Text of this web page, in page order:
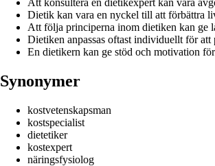
Dietik kan vara en nyckel till att förbättra
Att följa principerna inom dietiken kan ge
Dietiken anpassas oftast individuellt för att
En dietikern kan ge stöd och motivation
Synonymer
kostvetenskapsman
kostspecialist
dietetiker
kostexpert
näringsfysiolog